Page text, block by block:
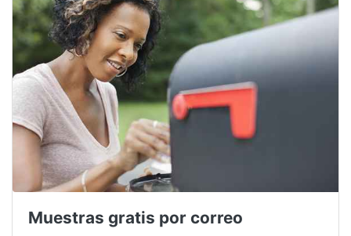
Muestras gratis por correo